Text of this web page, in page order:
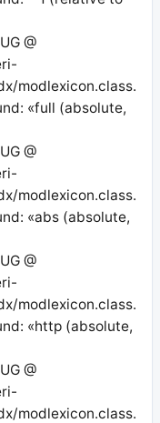
@
«full (absolute,
@
«abs (absolute,
@
«http (absolute,
@